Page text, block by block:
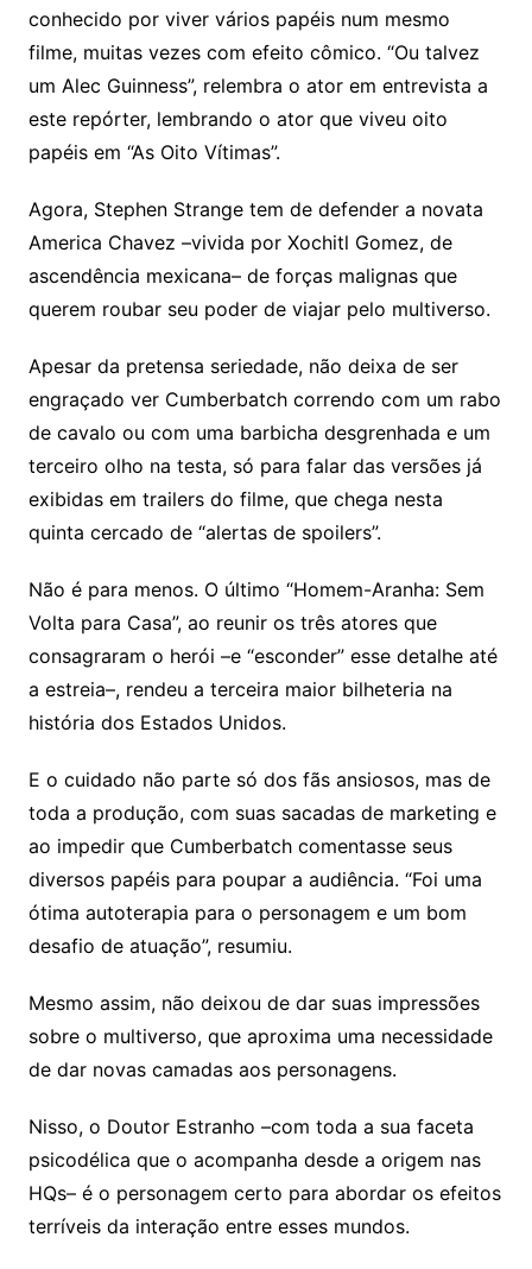
conhecido por viver vários papéis num mesmo
filme, muitas vezes com efeito cômico. “Ou talvez
um Alec Guinness”, relembra o ator em entrevista a
este repórter, lembrando o ator que viveu oito
papéis em “As Oito Vítimas”.
Agora, Stephen Strange tem de defender a novata
America Chavez –vivida por Xochitl Gomez, de
ascendência mexicana– de forças malignas que
querem roubar seu poder de viajar pelo multiverso.
Apesar da pretensa seriedade, não deixa de ser
engraçado ver Cumberbatch correndo com um rabo
de cavalo ou com uma barbicha desgrenhada e um
terceiro olho na testa, só para falar das versões já
exibidas em trailers do filme, que chega nesta
quinta cercado de “alertas de spoilers”.
Não é para menos. O último “Homem-Aranha: Sem
Volta para Casa”, ao reunir os três atores que
consagraram o herói –e “esconder” esse detalhe até
a estreia–, rendeu a terceira maior bilheteria na
história dos Estados Unidos.
E o cuidado não parte só dos fãs ansiosos, mas de
toda a produção, com suas sacadas de marketing e
ao impedir que Cumberbatch comentasse seus
diversos papéis para poupar a audiência. “Foi uma
ótima autoterapia para o personagem e um bom
desafio de atuação”, resumiu.
Mesmo assim, não deixou de dar suas impressões
sobre o multiverso, que aproxima uma necessidade
de dar novas camadas aos personagens.
Nisso, o Doutor Estranho –com toda a sua faceta
psicodélica que o acompanha desde a origem nas
HQs– é o personagem certo para abordar os efeitos
terríveis da interação entre esses mundos.